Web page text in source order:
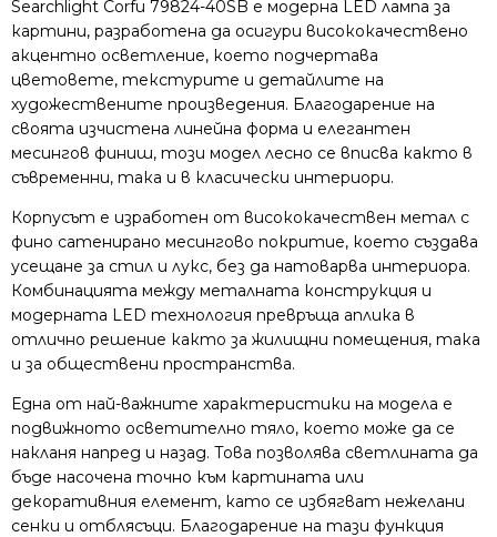
Searchlight Corfu 79824-40SB е модерна LED лампа за
картини, разработена да осигури висококачествено
акцентно осветление, което подчертава
цветовете, текстурите и детайлите на
художествените произведения. Благодарение на
своята изчистена линейна форма и елегантен
месингов финиш, този модел лесно се вписва както в
съвременни, така и в класически интериори.
Корпусът е изработен от висококачествен метал с
фино сатенирано месингово покритие, което създава
усещане за стил и лукс, без да натоварва интериора.
Комбинацията между металната конструкция и
модерната LED технология превръща аплика в
отлично решение както за жилищни помещения, така
и за обществени пространства.
Една от най-важните характеристики на модела е
подвижното осветително тяло, което може да се
накланя напред и назад. Това позволява светлината да
бъде насочена точно към картината или
декоративния елемент, като се избягват нежелани
сенки и отблясъци. Благодарение на тази функция